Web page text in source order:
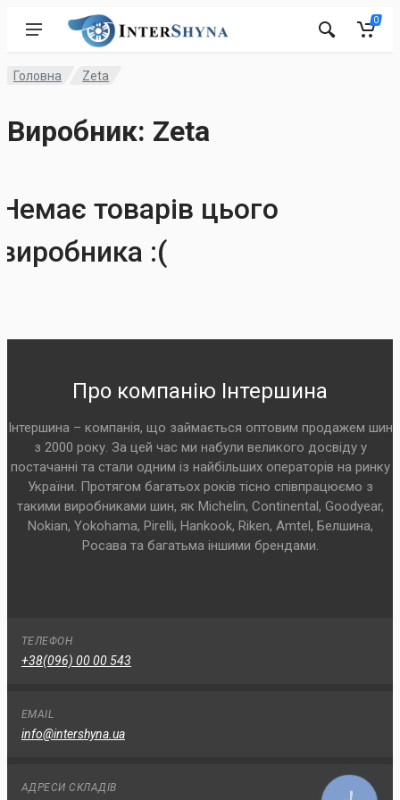
0
Головна Zeta
Виробник: Zeta
Немає товарів цього
виробника :(
Про компанію Інтершина
Інтершина – компанія, що займається оптовим продажем шин
з 2000 року. За цей час ми набули великого досвіду у
постачанні та стали одним із найбільших операторів на ринку
України. Протягом багатьох років тісно співпрацюємо з
такими виробниками шин, як Michelin, Continental, Goodyear,
Nokian, Yokohama, Pirelli, Hankook, Riken, Amtel, Белшина,
Росава та багатьма іншими брендами.
ТЕЛЕФОН
+38(096) 00 00 543
EMAIL
info@intershyna.ua
АДРЕСИ СКЛАДІВ